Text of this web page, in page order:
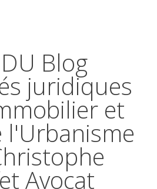
Blog
juridiques
et
l'Urbanisme
Avocat